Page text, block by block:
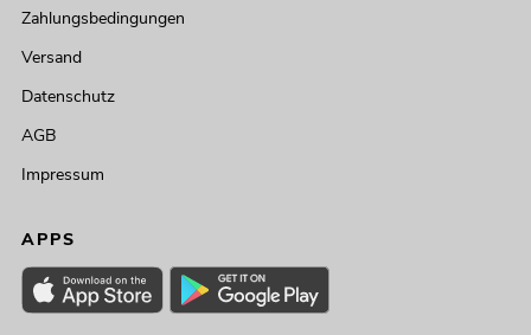
Zahlungsbedingungen
Versand
Datenschutz
AGB
Impressum
APPS